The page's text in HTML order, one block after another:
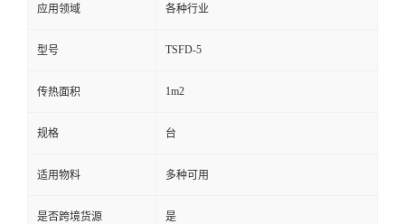
应用领域 各种行业
型号 TSFD-5
传热面积 1m2
规格 台
适用物料 多种可用
是否跨境货源 是